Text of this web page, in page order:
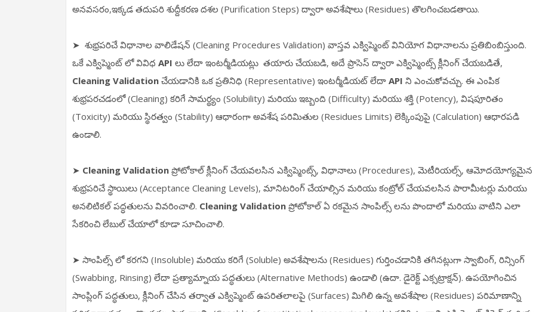
అనవసరం,ఇక్కడ తదుపరి శుద్దీకరణ దశల (Purification Steps) ద్వారా అవశేషాలు (Residues) తొలగించబడతాయి.
➤ శుభ్రపరిచే విధానాల వాలిడేషన్ (Cleaning Procedures Validation) వాస్తవ ఎక్విప్మెంట్ వినియోగ విధానాలను ప్రతిబింబిస్తుంది.
ఒకే ఎక్విప్మెంట్ లో వివిధ API లు లేదా ఇంటర్మీడియట్లు తయారు చేయబడి, అదే ప్రాసెస్ ద్వారా ఎక్విప్మెంట్స్ క్లీనింగ్ చేయబడితే,
Cleaning Validationచేయడానికి ఒక ప్రతినిధి (Representative) ఇంటర్మీడియట్ లేదా API ని ఎంచుకోవచ్చు. ఈ ఎంపిక
శుభ్రపరచడంలో (Cleaning) కరిగే సామర్థ్యం (Solubility) మరియు ఇబ్బంది (Difficulty) మరియు శక్తి (Potency), విషపూరితం
(Toxicity) మరియు స్థిరత్వం (Stability) ఆధారంగా అవశేష పరిమితుల (Residues Limits) లెక్కింపుపై (Calculation) ఆధారపడి
ఉండాలి.
➤ Cleaning Validationప్రోటోకాల్ క్లీనింగ్ చేయవలసిన ఎక్విప్మెంట్స్, విధానాలు (Procedures), మెటీరియల్స్, ఆమోదయోగ్యమైన
శుభ్రపరిచే స్థాయిలు (Acceptance Cleaning Levels), మానిటరింగ్ చేయాల్సిన మరియు కంట్రోల్ చేయవలసిన పారామీటర్లు మరియు
అనలిటికల్ పద్ధతులను వివరించాలి. Cleaning Validationప్రోటోకాల్ ఏ రకమైన సాంపిల్స్ లను పొందాలో మరియు వాటిని ఎలా
సేకరించి లేబుల్ చేయాలో కూడా సూచించాలి.
➤ సాంపిల్స్ లో కరగని (Insoluble) మరియు కరిగే (Soluble) అవశేషాలను (Residues) గుర్తించడానికి తగినట్లుగా స్వాబింగ్, రిన్సింగ్
(Swabbing, Rinsing) లేదా ప్రత్యామ్నాయ పద్ధతులు (Alternative Methods) ఉండాలి (ఉదా. డైరెక్ట్ ఎక్సట్రాక్షన్). ఉపయోగించిన
సాంప్లింగ్ పద్ధతులు, క్లీనింగ్ చేసిన తర్వాత ఎక్విప్మెంట్ ఉపరితలాలపై (Surfaces) మిగిలి ఉన్న అవశేషాల (Residues) పరిమాణాన్ని